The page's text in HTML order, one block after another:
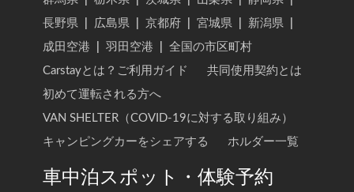
長野県
広島県 京都府 宮城県 新潟県
成田空港
羽田空港
全国の市区町村
Carstayとは？ご利用ガイド
共同使用契約とは
初めて運転される方へ
VAN SHELTER（COVID-19に対する取り組み）
キャンピングカーをシェアする
ホルダー一覧
車中泊スポット・体験予約